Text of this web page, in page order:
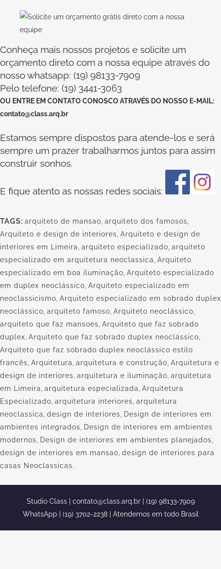
Conheça mais nossos projetos e solicite um
orçamento direto com a nossa equipe através do
nosso whatsapp: (19) 98133-7909
Pelo telefone: (19) 3441-3063
OU ENTRE EM CONTATO CONOSCOATRAVÉS DO NOSSO E-MAIL:
contato@class.arq.br
Estamos sempre dispostos para atende-los e será
sempre um prazer trabalharmos juntos para assim
construir sonhos.
E fique atento as nossas redes sociais:
TAGS: arquiteto de mansao arquiteto dos famosos
Arquiteto e design de interiores Arquiteto e design de
interiores em Limeira arquiteto especializado arquiteto
especializado em arquitetura neoclassica Arquiteto
especializado em boa iluminação Arquiteto especializado
em duplex neoclássico Arquiteto especializado em
neoclassicismo Arquiteto especializado em sobrado duplex
neoclássico arquiteto famoso Arquiteto neoclássico
arquiteto que faz mansoes Arquiteto que faz sobrado
duplex Arquiteto que faz sobrado duplex neoclássico
Arquiteto que faz sobrado duplex neoclássico estilo
francês Arquitetura arquitetura e construção Arquitetura e
design de interiores arquitetura e iluminação arquitetura
em Limeira arquitetura especializada Arquitetura
Especializado arquitetura interiores arquitetura
neoclassica design de interiores
Design de interiores em
ambientes integrados
Design de interiores em ambientes
modernos
Design de interiores em ambientes planejados
design de interiores em mansao design de interiores para
casas Neoclassicas.
Studio Class | contato@class.arq.br| (19) 98133-7909
WhatsApp | (19) 3702-2238 | Atendemos em todo Brasil